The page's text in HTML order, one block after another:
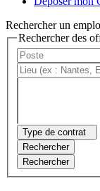
Rechercher un
Rechercher des
Type de contrat
Rechercher
Rechercher